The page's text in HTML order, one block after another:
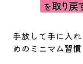
手放して手に入
めのミニマム習